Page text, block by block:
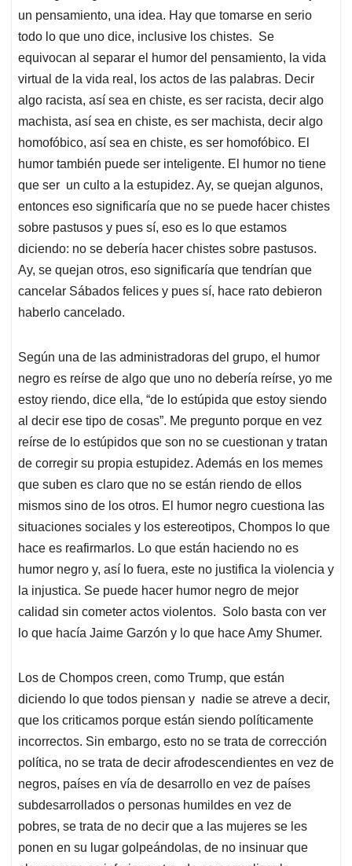
un pensamiento, una idea. Hay que tomarse en serio
todo lo que uno dice, inclusive los chistes. Se
equivocan al separar el humor del pensamiento, la vida
virtual de la vida real, los actos de las palabras. Decir
algo racista, así sea en chiste, es ser racista, decir algo
machista, así sea en chiste, es ser machista, decir algo
homofóbico, así sea en chiste, es ser homofóbico. El
humor también puede ser inteligente. El humor no tiene
que ser un culto a la estupidez. Ay, se quejan algunos,
entonces eso significaría que no se puede hacer chistes
sobre pastusos y pues sí, eso es lo que estamos
diciendo: no se debería hacer chistes sobre pastusos.
Ay, se quejan otros, eso significaría que tendrían que
cancelar Sábados felices y pues sí, hace rato debieron
haberlo cancelado.
Según una de las administradoras del grupo, el humor
negro es reírse de algo que uno no debería reírse, yo me
estoy riendo, dice ella, “de lo estúpida que estoy siendo
al decir ese tipo de cosas”. Me pregunto porque en vez
reírse de lo estúpidos que son no se cuestionan y tratan
de corregir su propia estupidez. Además en los memes
que suben es claro que no se están riendo de ellos
mismos sino de los otros. El humor negro cuestiona las
situaciones sociales y los estereotipos, Chompos lo que
hace es reafirmarlos. Lo que están haciendo no es
humor negro y, así lo fuera, este no justifica la violencia y
la injustica. Se puede hacer humor negro de mejor
calidad sin cometer actos violentos. Solo basta con ver
lo que hacía Jaime Garzón y lo que hace Amy Shumer.
Los de Chompos creen, como Trump, que están
diciendo lo que todos piensan y nadie se atreve a decir,
que los criticamos porque están siendo políticamente
incorrectos. Sin embargo, esto no se trata de corrección
política, no se trata de decir afrodescendientes en vez de
negros, países en vía de desarrollo en vez de países
subdesarrollados o personas humildes en vez de
pobres, se trata de no decir que a las mujeres se les
ponen en su lugar golpeándolas, de no insinuar que